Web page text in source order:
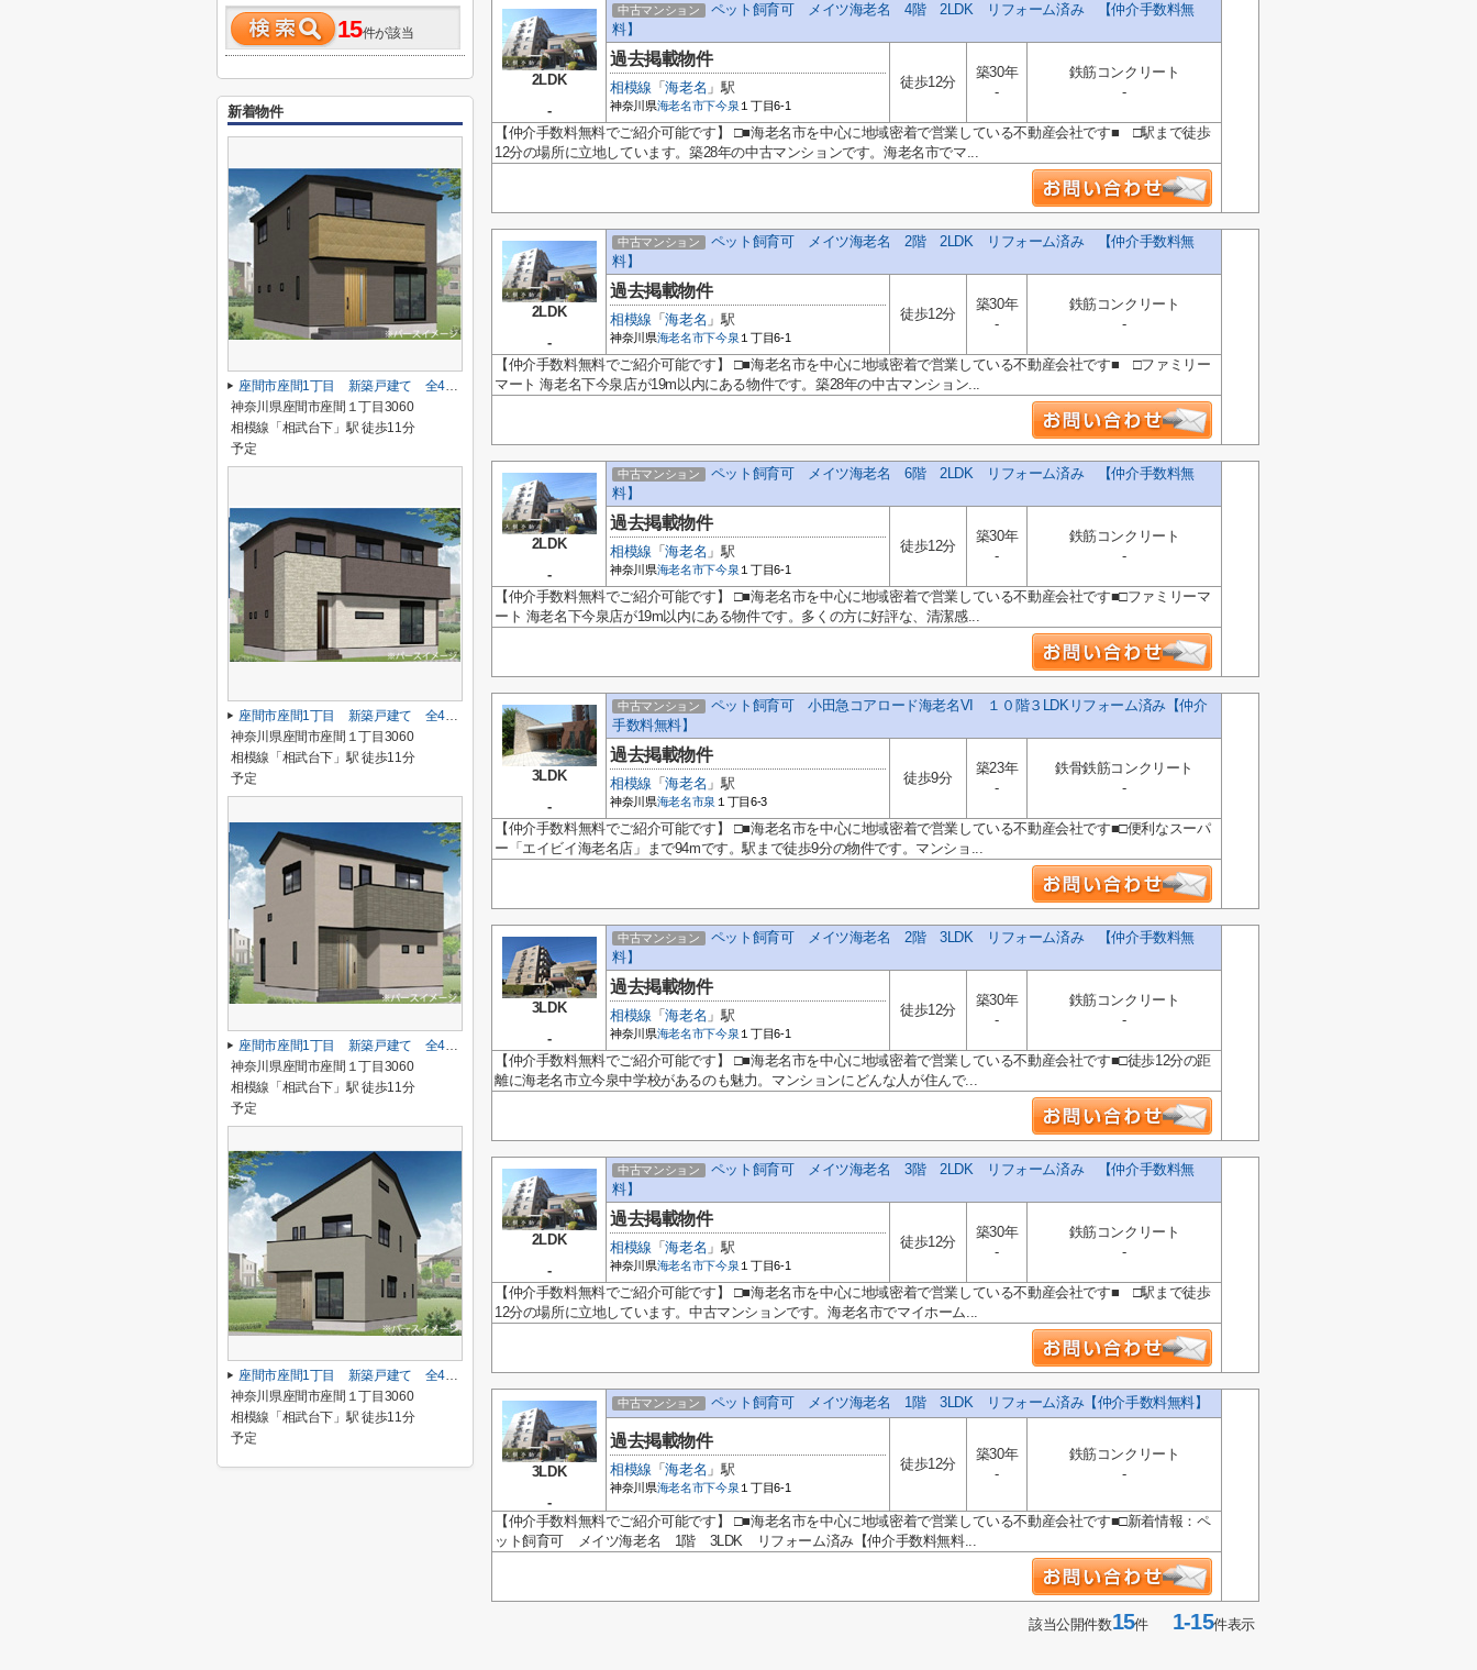
2LDK
-
中古マンション
ペット飼育可 メイツ海老名 4階 2LDK リフォーム済み 【仲介手数料無
料】
過去掲載物件
相模線 「海老名 」駅
神奈川県海老名市下今泉 １丁目6-1
徒歩12分
築30年
-
鉄筋コンクリート
-
【仲介手数料無料でご紹介可能です】 □■海老名市を中心に地域密着で営業している不動産会社です■ □駅まで徒歩
12分の場所に立地しています。築28年の中古マンションです。海老名市でマ...
2LDK
-
中古マンション
ペット飼育可 メイツ海老名 2階 2LDK リフォーム済み 【仲介手数料無
料】
過去掲載物件
相模線 「海老名 」駅
神奈川県海老名市下今泉 １丁目6-1
徒歩12分
築30年
-
鉄筋コンクリート
-
【仲介手数料無料でご紹介可能です】 □■海老名市を中心に地域密着で営業している不動産会社です■ □ファミリー
マート 海老名下今泉店が19m以内にある物件です。築28年の中古マンション...
2LDK
-
中古マンション
ペット飼育可 メイツ海老名 6階 2LDK リフォーム済み 【仲介手数料無
料】
過去掲載物件
相模線 「海老名 」駅
神奈川県海老名市下今泉 １丁目6-1
徒歩12分
築30年
-
鉄筋コンクリート
-
【仲介手数料無料でご紹介可能です】 □■海老名市を中心に地域密着で営業している不動産会社です■□ファミリーマ
ート 海老名下今泉店が19m以内にある物件です。多くの方に好評な、清潔感...
3LDK
-
中古マンション
ペット飼育可 小田急コアロード海老名VI １０階３LDKリフォーム済み【仲介
手数料無料】
過去掲載物件
相模線 「海老名 」駅
神奈川県海老名市泉 １丁目6-3
徒歩9分
築23年
-
鉄骨鉄筋コンクリート
-
【仲介手数料無料でご紹介可能です】 □■海老名市を中心に地域密着で営業している不動産会社です■□便利なスーパ
ー「エイビイ海老名店」まで94mです。駅まで徒歩9分の物件です。マンショ...
3LDK
-
中古マンション
ペット飼育可 メイツ海老名 2階 3LDK リフォーム済み 【仲介手数料無
料】
過去掲載物件
相模線 「海老名 」駅
神奈川県海老名市下今泉 １丁目6-1
徒歩12分
築30年
-
鉄筋コンクリート
-
【仲介手数料無料でご紹介可能です】 □■海老名市を中心に地域密着で営業している不動産会社です■□徒歩12分の距
離に海老名市立今泉中学校があるのも魅力。マンションにどんな人が住んで...
2LDK
-
中古マンション
ペット飼育可 メイツ海老名 3階 2LDK リフォーム済み 【仲介手数料無
料】
過去掲載物件
相模線 「海老名 」駅
神奈川県海老名市下今泉 １丁目6-1
徒歩12分
築30年
-
鉄筋コンクリート
-
【仲介手数料無料でご紹介可能です】 □■海老名市を中心に地域密着で営業している不動産会社です■ □駅まで徒歩
12分の場所に立地しています。中古マンションです。海老名市でマイホーム...
3LDK
-
中古マンション ペット飼育可 メイツ海老名 1階 3LDK リフォーム済み【仲介手数料無料】
過去掲載物件
相模線 「海老名 」駅
神奈川県海老名市下今泉 １丁目6-1
徒歩12分
築30年
-
鉄筋コンクリート
-
【仲介手数料無料でご紹介可能です】 □■海老名市を中心に地域密着で営業している不動産会社です■□新着情報：ペ
ット飼育可 メイツ海老名 1階 3LDK リフォーム済み【仲介手数料無料...
該当公開件数15件1-15件表示
15件が該当
新着物件
座間市座間1丁目 新築戸建て 全4棟 【仲介手数料無料】
神奈川県座間市座間１丁目3060
相模線「相武台下」駅 徒歩11分
予定
座間市座間1丁目 新築戸建て 全4棟 【仲介手数料無料】
神奈川県座間市座間１丁目3060
相模線「相武台下」駅 徒歩11分
予定
座間市座間1丁目 新築戸建て 全4棟 【仲介手数料無料】
神奈川県座間市座間１丁目3060
相模線「相武台下」駅 徒歩11分
予定
座間市座間1丁目 新築戸建て 全4棟 【仲介手数料無料】
神奈川県座間市座間１丁目3060
相模線「相武台下」駅 徒歩11分
予定